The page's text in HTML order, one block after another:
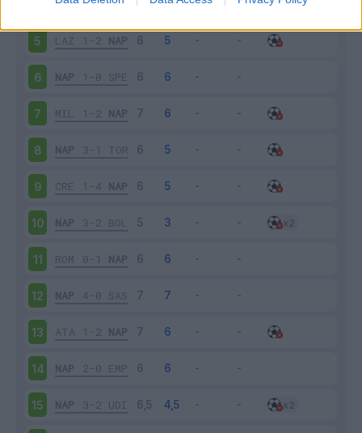
NAP 1-1 LEC
5 LAZ 1-2 NAP
6 NAP 1-0 SPE
7 MIL 1-2 NAP
8 NAP 3-1 TOR
9 CRE 1-4 NAP
10 NAP 3-2 BOL
11 ROM 0-1 NAP
12 NAP 4-0 SAS
13 ATA 1-2 NAP
14 NAP 2-0 EMP
15 NAP 3-2 UDI